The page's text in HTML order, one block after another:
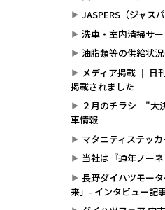
JASPERS（ジャス
洗車・室内清掃サ
油脂類等の供給状
メディア掲載 ｜ 日
掲載されました
２月のチラシ｜"大
車情報
マタニティステッ
当社は『通年ノー
長野ダイハツモー
来」- インタビュー記